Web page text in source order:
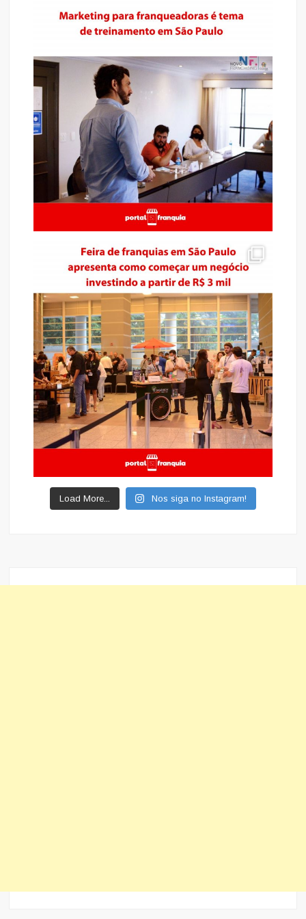
Load More... Nos siga no Instagram!